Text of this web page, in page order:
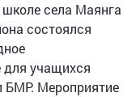
села Маянга
состоялся
для учащихся
БМР. Мероприятие